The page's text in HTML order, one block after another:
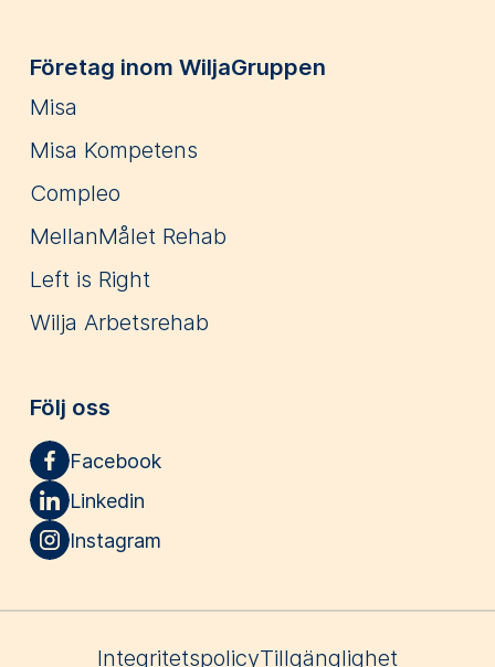
Företag inom WiljaGruppen
Misa
Misa Kompetens
Compleo
MellanMålet Rehab
Left is Right
Wilja Arbetsrehab
Följ oss
Facebook
Linkedin
Instagram
IntegritetspolicyTillgänglighet